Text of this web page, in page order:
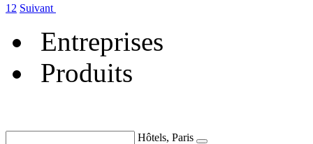
1 2 Suivant
Entreprises
Produits
Hôtels, Paris